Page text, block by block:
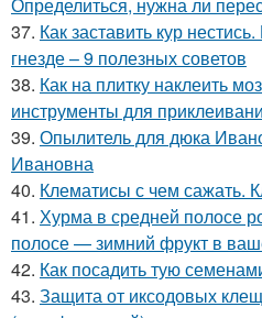
37. Как заставить кур
гнезде – 9 полезных советов
38. Как на плитку наклеить
инструменты для
39. Опылитель для дюка
Ивановна
40. Клематисы с чем сажать.
41. Хурма в средней полосе
полосе — зимний фрукт в
42. Как посадить тую
43. Защита от иксодовых